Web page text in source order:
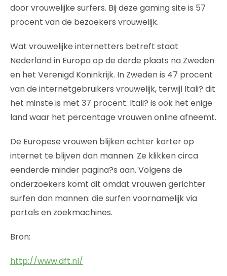
door vrouwelijke surfers. Bij deze gaming site is 57
procent van de bezoekers vrouwelijk.
Wat vrouwelijke internetters betreft staat
Nederland in Europa op de derde plaats na Zweden
en het Verenigd Koninkrijk. In Zweden is 47 procent
van de internetgebruikers vrouwelijk, terwijl Itali? dit
het minste is met 37 procent. Itali? is ook het enige
land waar het percentage vrouwen online afneemt.
De Europese vrouwen blijken echter korter op
internet te blijven dan mannen. Ze klikken circa
eenderde minder pagina?s aan. Volgens de
onderzoekers komt dit omdat vrouwen gerichter
surfen dan mannen: die surfen voornamelijk via
portals en zoekmachines.
Bron:
http://www.dft.nl/